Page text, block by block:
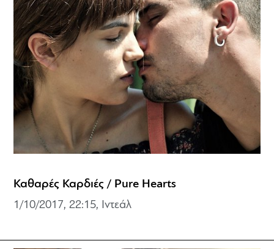
Καθαρές Καρδιές / Pure Hearts
1/10/2017, 22:15, Ιντεάλ